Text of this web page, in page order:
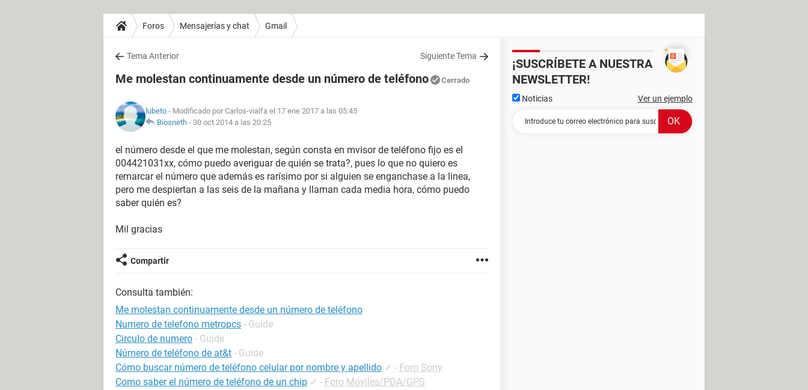
Foros Mensajerías y chat Gmail
Tema Anterior Siguiente Tema
Me molestan continuamente desde un número de teléfono Cerrado
lubeto - Modificado por Carlos-vialfa el 17 ene 2017 a las 05:45
Biosneth - 30 oct 2014 a las 20:25
el número desde el que me molestan, según consta en mvisor de teléfono fijo es el
004421031xx, cómo puedo averiguar de quién se trata?, pues lo que no quiero es
remarcar el número que además es rarísimo por si alguien se enganchase a la linea,
pero me despiertan a las seis de la mañana y llaman cada media hora, cómo puedo
saber quién es?
Mil gracias
Compartir
Consulta también:
Me molestan continuamente desde un número de teléfono
Numero de telefono metropcs - Guide
Circulo de numero - Guide
Número de teléfono de at&t - Guide
Cómo buscar número de teléfono celular por nombre y apellido ✓ - Foro Sony
Como saber el número de teléfono de un chip ✓ - Foro Móviles/PDA/GPS
¡SUSCRÍBETE A NUESTRA
NEWSLETTER!
Noticias Ver un ejemplo